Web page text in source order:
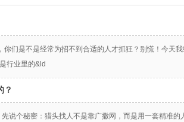
是不是经常为招不到合适的人才抓狂？别慌！今天我
行业里的&ld
？
个秘密：猎头找人不是靠广撒网，而是用一套精准的